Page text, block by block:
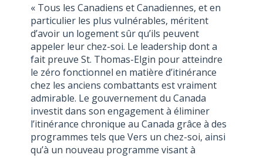
« Tous les Canadiens et Canadiennes, et en
particulier les plus vulnérables, méritent
d’avoir un logement sûr qu’ils peuvent
appeler leur chez-soi. Le leadership dont a
fait preuve St. Thomas-Elgin pour atteindre
le zéro fonctionnel en matière d’itinérance
chez les anciens combattants est vraiment
admirable. Le gouvernement du Canada
investit dans son engagement à éliminer
l’itinérance chronique au Canada grâce à des
programmes tels que Vers un chez-soi, ainsi
qu’à un nouveau programme visant à